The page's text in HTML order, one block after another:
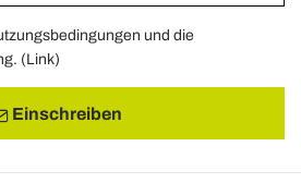
und die
(Link)
Einschreiben